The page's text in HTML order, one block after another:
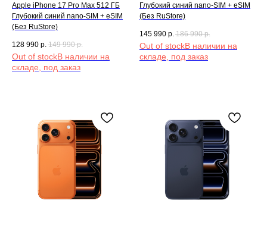
Apple iPhone 17 Pro Max 512 ГБ
Глубокий синий nano-SIM + eSIM
(Без RuStore)
128 990 р. 149 990 р.
Out of stock
Глубокий синий nano-SIM + eSIM
(Без RuStore)
145 990 р. 186 990 р.
Out of stock